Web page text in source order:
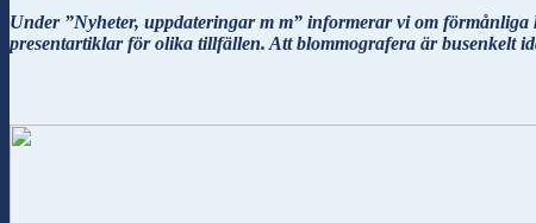
Under ”Nyheter, uppdateringar m m” informerar vi om
presentartiklar för olika tillfällen. Att blommografera är busenkelt